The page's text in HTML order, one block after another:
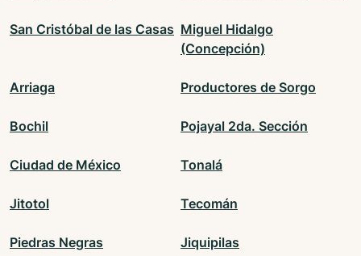
San Cristóbal de las Casas Miguel Hidalgo
(Concepción)
Arriaga Productores de Sorgo
Bochil Pojayal 2da. Sección
Ciudad de México Tonalá
Jitotol Tecomán
Piedras Negras Jiquipilas